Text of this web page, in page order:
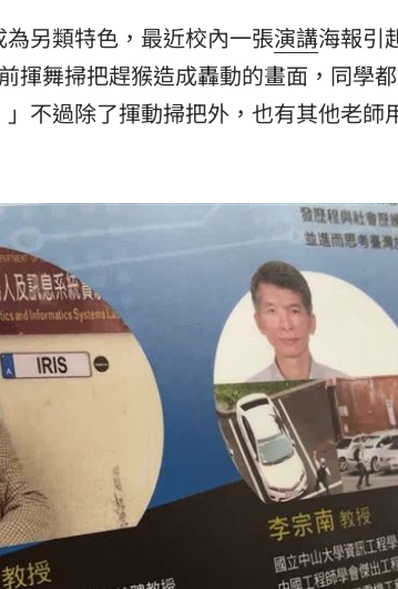
另類特色，最近校內一張演講海報引
揮舞掃把趕猴造成轟動的畫面，同學
」不過除了揮動掃把外，也有其他老